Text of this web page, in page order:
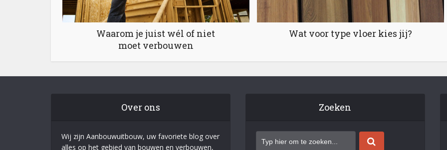
Waarom je juist wél of niet
moet verbouwen
Wat voor type vloer kies jij?
Over ons
Wij zijn Aanbouwuitbouw, uw favoriete blog over
alles op het gebied van bouwen en verbouwen,
Zoeken